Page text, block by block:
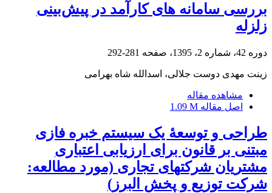
بررسی سامانه های کارآمد در پیش‌بینی
زلزله
دوره 42، شماره 2، 1395، صفحه 281-292
زینت مهدی دوست جلالی، اسدالله شاه بهرامی
مشاهده مقاله
اصل مقاله 1.09 M
طراحی و توسعۀ یک سیستم خبره فازی
مبتنی بر قانون برای ارزیابی اعتباری
مشتریان شرکت‎های تجاری (مورد مطالعه:
شرکت توزیع و پخش البرز)